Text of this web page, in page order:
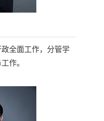
全面工作，分管学
作。